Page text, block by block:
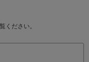
ください。